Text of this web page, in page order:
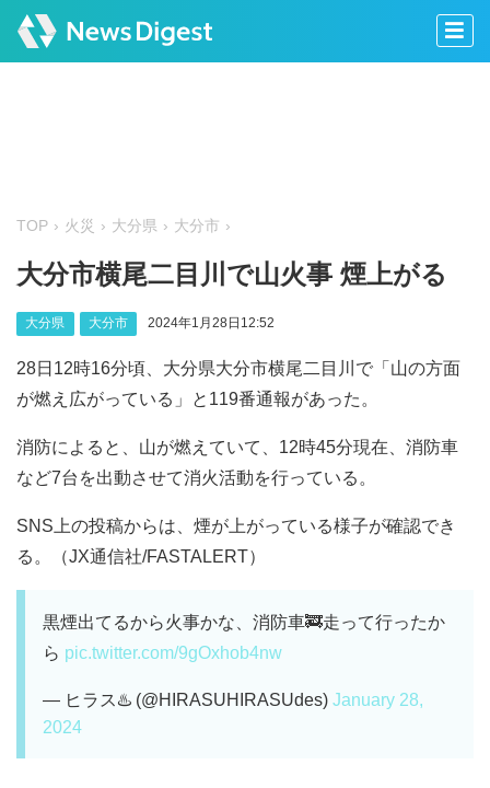
TOP 火災 大分県 大分市
大分市横尾二目川で山火事 煙上がる
大分県 大分市 2024年1月28日12:52
28日12時16分頃、大分県大分市横尾二目川で「山の方面
が燃え広がっている」と119番通報があった。
消防によると、山が燃えていて、12時45分現在、消防車
など7台を出動させて消火活動を行っている。
SNS上の投稿からは、煙が上がっている様子が確認でき
る。（JX通信社/FASTALERT）
黒煙出てるから火事かな、消防車🚒走って行ったか
ら pic.twitter.com/9gOxhob4nw
— ヒラス♨️ (@HIRASUHIRASUdes) January 28,
2024